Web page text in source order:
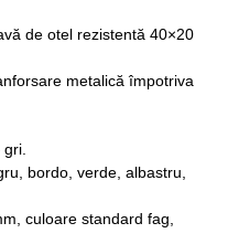
de otel rezistentă 40×20
metalică împotriva
bordo, verde, albastru,
culoare standard fag,